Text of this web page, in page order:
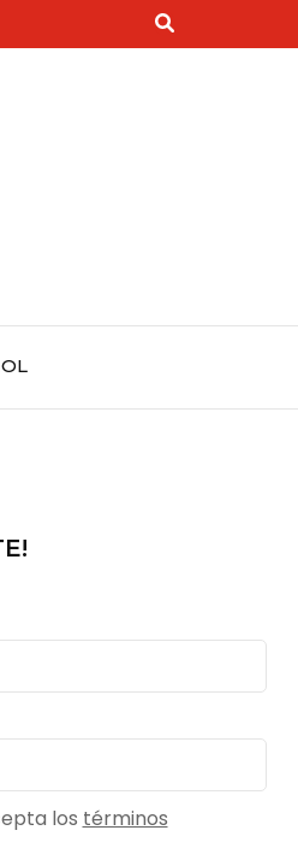
los términos